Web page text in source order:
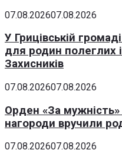
07.08.202607.08.2026
У Грицівській
для родин полеглих
Захисників
07.08.202607.08.2026
Орден «За
нагороди вручили
07.08.202607.08.2026